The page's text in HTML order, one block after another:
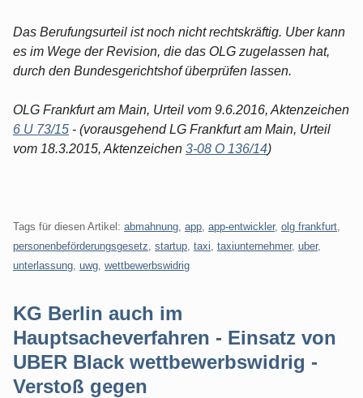
Das Berufungsurteil ist noch nicht rechtskräftig. Uber kann
es im Wege der Revision, die das OLG zugelassen hat,
durch den Bundesgerichtshof überprüfen lassen.
OLG Frankfurt am Main, Urteil vom 9.6.2016, Aktenzeichen
6 U 73/15 - (vorausgehend LG Frankfurt am Main, Urteil
vom 18.3.2015, Aktenzeichen 3-08 O 136/14)
Tags für diesen Artikel: abmahnung app app-entwickler, olg frankfurt
personenbeförderungsgesetz startup taxi taxiunternehmer, uber,
unterlassung uwg wettbewerbswidrig
KG Berlin auch im
Hauptsacheverfahren - Einsatz von
UBER Black wettbewerbswidrig -
Verstoß gegen